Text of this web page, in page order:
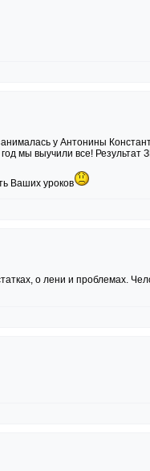
у Антонины
мы выучили все! Результат
Ваших уроков
о лени и проблемах.